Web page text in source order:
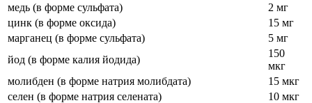
медь (в форме сульфата)
2 мг
цинк (в форме оксида)
15 мг
марганец (в форме сульфата)
5 мг
йод (в форме калия йодида)
150
мкг
молибден (в форме натрия молибдата)
15 мкг
селен (в форме натрия селената)
10 мкг